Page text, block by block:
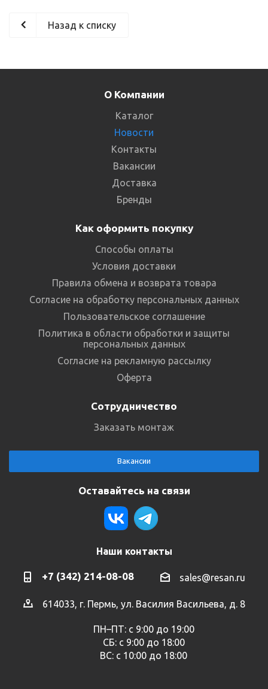
Назад к списку
О Компании
Каталог
Новости
Контакты
Вакансии
Доставка
Бренды
Как оформить покупку
Способы оплаты
Условия доставки
Правила обмена и возврата товара
Согласие на обработку персональных данных
Пользовательское соглашение
Политика в области обработки и защиты
персональных данных
Согласие на рекламную рассылку
Оферта
Сотрудничество
Заказать монтаж
Вакансии
Оставайтесь на связи
Наши контакты
+7 (342) 214-08-08 sales@resan.ru
614033, г. Пермь, ул. Василия Васильева, д. 8
ПН–ПТ: с 9:00 до 19:00
СБ: с 9:00 до 18:00
ВС: с 10:00 до 18:00